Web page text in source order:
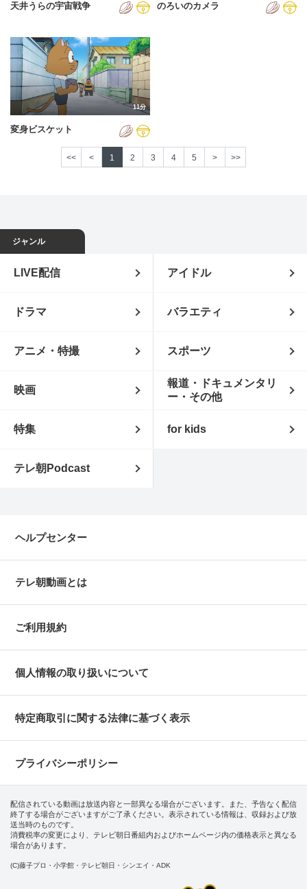
天井うらの宇宙戦争 のろいのカメラ
11分
変身ビスケット
<< < 1 2 3 4 5 > >>
ジャンル
LIVE配信 アイドル
ドラマ バラエティ
アニメ・特撮 スポーツ
映画
報道・ドキュメンタリ
ー・その他
特集 for kids
テレ朝Podcast
ヘルプセンター
テレ朝動画とは
ご利用規約
個人情報の取り扱いについて
特定商取引に関する法律に基づく表示
プライバシーポリシー
配信されている動画は放送内容と一部異なる場合がございます。また、予告なく配信
終了する場合がございますがご了承ください。表示されている情報は、収録および放
送当時のものです。
消費税率の変更により、テレビ朝日番組内およびホームページ内の価格表示と異なる
場合があります。
(C)藤子プロ・小学館・テレビ朝日・シンエイ・ADK